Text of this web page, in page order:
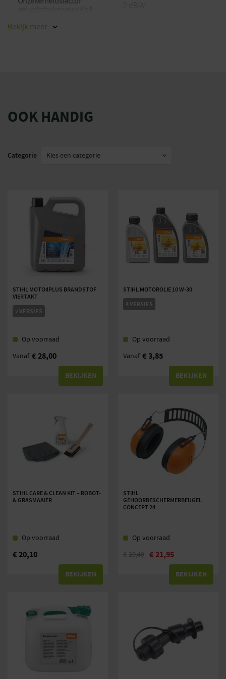
2 dB(A)
Trillingsgeleidingsrail
ahw
Bekijk meer
OOK HANDIG
Categorie
STIHL MOTO4PLUS BRANDSTOF
VIERTAKT
2 VERSIES
Op voorraad
Vanaf €28,00
BEKIJKEN
STIHL MOTOROLIE 10 W-30
4 VERSIES
Op voorraad
Vanaf €3,85
BEKIJKEN
STIHL CARE & CLEAN KIT – ROBOT-
& GRASMAAIER
Op voorraad
€20,10
BEKIJKEN
STIHL
GEHOORBESCHERMERBEUGEL
CONCEPT 24
Op voorraad
€ 23,40 €21,95
BEKIJKEN